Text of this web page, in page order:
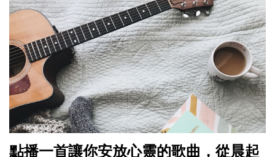
點播一首讓你安放心靈的歌曲，從晨起